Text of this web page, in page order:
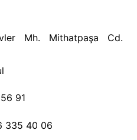
Mh. Mithatpaşa Cd.
91
335 40 06